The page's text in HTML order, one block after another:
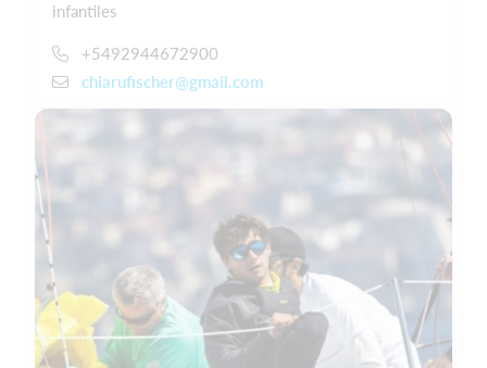
infantiles
+5492944672900
chiarufischer@gmail.com